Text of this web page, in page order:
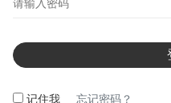
记住我 忘记密码？